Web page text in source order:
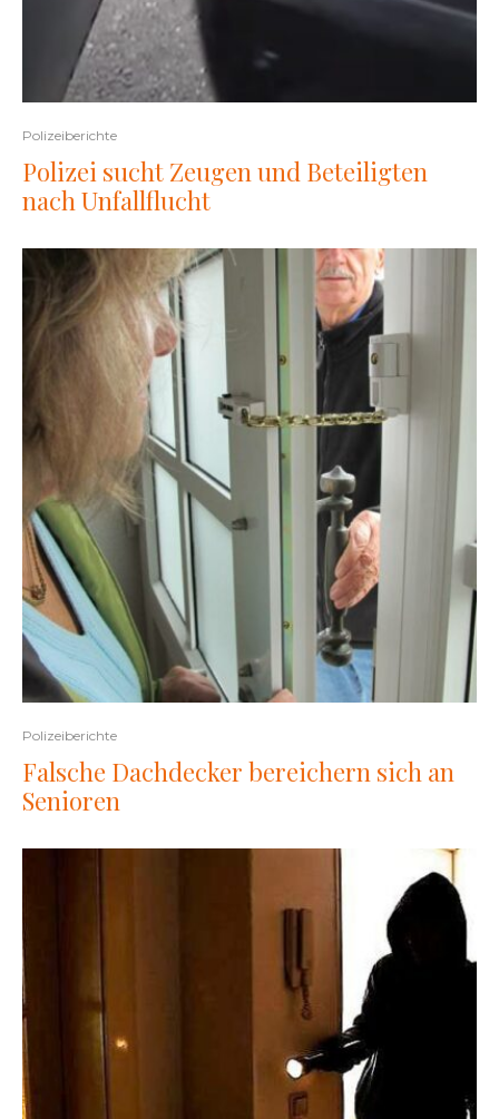
Polizeiberichte
Polizei sucht Zeugen und Beteiligten
nach Unfallflucht
Polizeiberichte
Falsche Dachdecker bereichern sich an
Senioren